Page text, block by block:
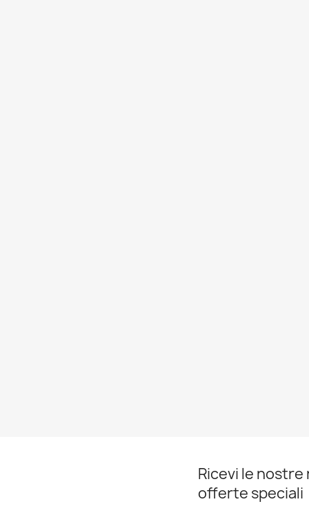
Ricevi le nostre
offerte speciali